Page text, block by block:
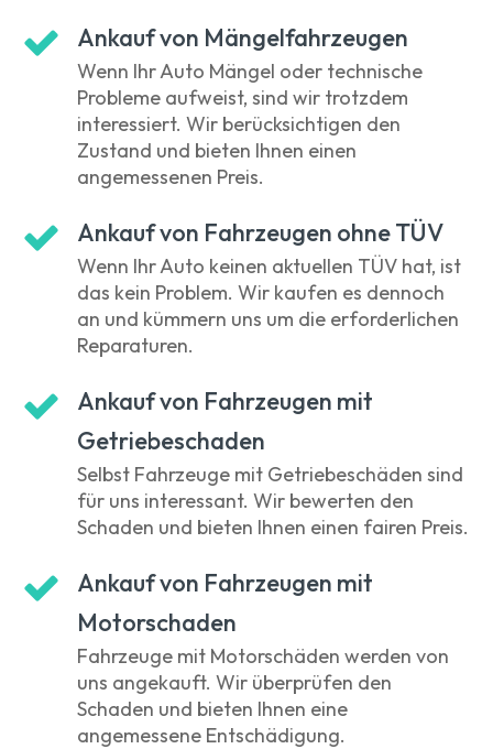
Ankauf von Mängelfahrzeugen
Wenn Ihr Auto Mängel oder technische
Probleme aufweist, sind wir trotzdem
interessiert. Wir berücksichtigen den
Zustand und bieten Ihnen einen
angemessenen Preis.
Ankauf von Fahrzeugen ohne TÜV
Wenn Ihr Auto keinen aktuellen TÜV hat, ist
das kein Problem. Wir kaufen es dennoch
an und kümmern uns um die erforderlichen
Reparaturen.
Ankauf von Fahrzeugen mit
Getriebeschaden
Selbst Fahrzeuge mit Getriebeschäden sind
für uns interessant. Wir bewerten den
Schaden und bieten Ihnen einen fairen Preis.
Ankauf von Fahrzeugen mit
Motorschaden
Fahrzeuge mit Motorschäden werden von
uns angekauft. Wir überprüfen den
Schaden und bieten Ihnen eine
angemessene Entschädigung.